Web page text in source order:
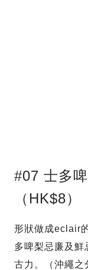
#07 士多
（HK$8）
形狀做成eclair
多啤梨忌廉及鮮
古力。（沖繩之